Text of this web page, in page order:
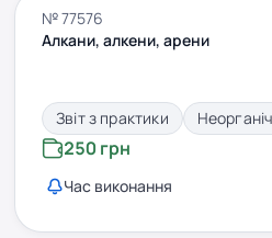
№ 77576
Алкани, алкени, арени
Звіт з практики
250 грн
Час виконання